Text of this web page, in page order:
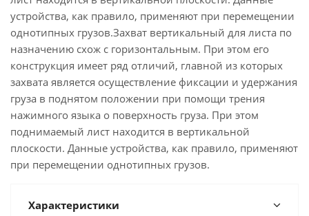
устройства, как правило, применяют при перемещении
однотипных грузов.Захват вертикальный для листа по
назначению схож с горизонтальным. При этом его
конструкция имеет ряд отличий, главной из которых
захвата является осуществление фиксации и удержания
груза в поднятом положении при помощи трения
нажимного языка о поверхность груза. При этом
поднимаемый лист находится в вертикальной
плоскости. Данные устройства, как правило, применяют
при перемещении однотипных грузов.
Характеристики